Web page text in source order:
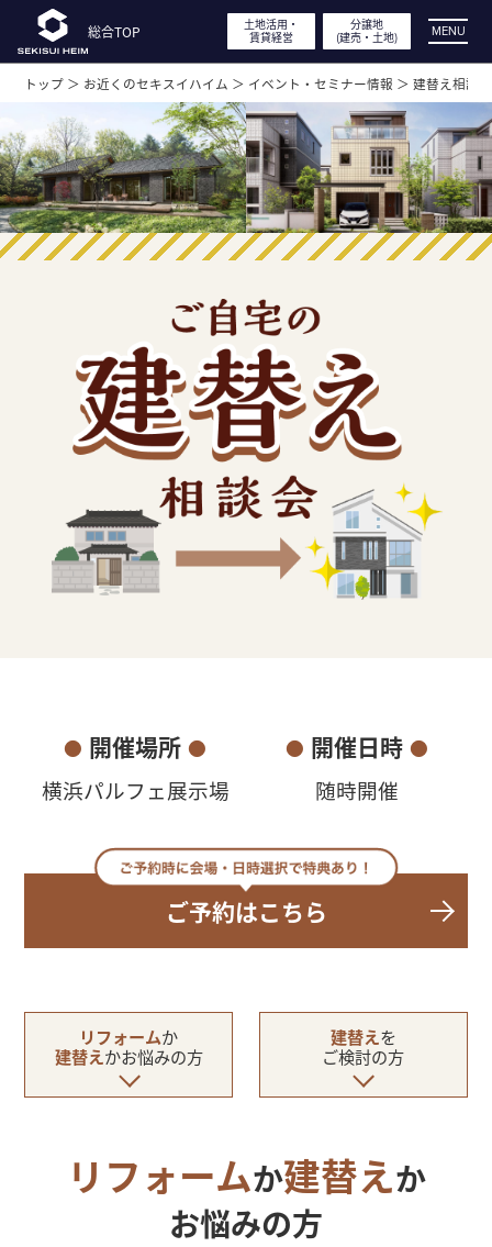
MENU
総合TOP
土地活用・
賃貸経営
分譲地
(建売・ 土地)
総合TOP
土地活用・
賃貸経営
分譲地
(建売・ 土地)
展示場・分譲地見学
実例・間取り・デザイン
特長・性能
工場見学・体感型ショールーム
イベント・キャンペーン
企業・採用・法人
トップ ＞ お近くのセキスイハイム ＞ イベント・セミナー情報 ＞ 建替え相談
● 開催場所 ●
横浜パルフェ展示場
● 開催日時 ●
随時開催
ご予約はこちら
リフォームか
建替えかお悩みの方
建替えを
ご検討の方
リフォームか建替えか
お悩みの方